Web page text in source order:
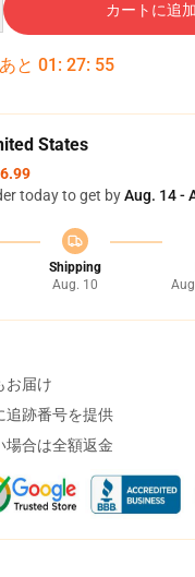
カートに追加
と 01 : 27: 54
States
today to get byAug. 14 -
Shipping
Aug. 10
お届け
追跡番号を提供
場合は全額返金